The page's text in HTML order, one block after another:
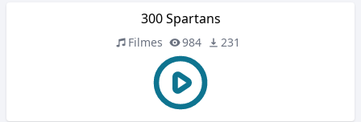
300 Spartans
Filmes 984 231